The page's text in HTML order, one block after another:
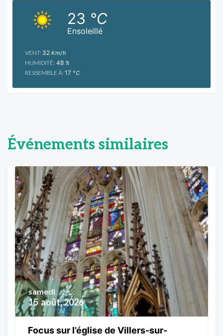
Ensoleillé
23 °C
VENT: 32 Km/h
HUMIDITÉ: 48 %
RESSEMBLE À: 17 °C
Événements similaires
15 août, 2026
samedi
Focus sur l’église de Villers-sur-